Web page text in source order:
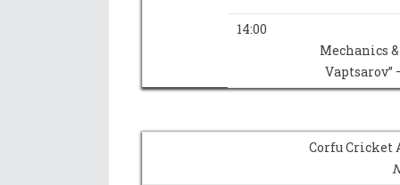
14:00
Mechanics
Vaptsarov”
Corfu Cricket